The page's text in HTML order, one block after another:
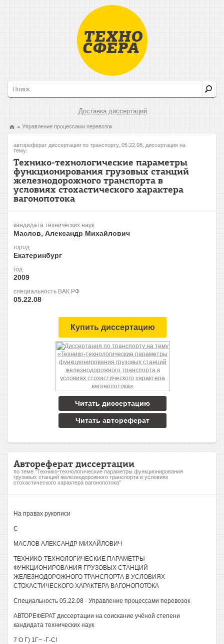
Доставка диссертаций
Управление процессами перевозок
автореферат диссертации по транспорту, 05.22.08, диссертация на
тему:
Технико-технологические параметры
функционирования грузовых станций
железнодорожного транспорта в
условиях стохастического характера
вагонопотока
кандидата технических наук
Маслов, Александр Михайлович
город
Екатеринбург
год
2009
специальность ВАК РФ
05.22.08
Купить диссертацию
Читать диссертацию
Читать автореферат
Автореферат диссертации
по теме "Технико-технологические параметры функционирования
грузовых станций железнодорожного транспорта в условиях
стохастического характера вагонопотока"
На правах рукописи
С
МАСЛОВ АЛЕКСАНДР МИХАЙЛОВИЧ
ТЕХНИКО-ТЕХНОЛОГИЧЕСКИЕ ПАРАМЕТРЫ
ФУНКЦИОНИРОВАНИЯ ГРУЗОВЫХ СТАНЦИЙ
ЖЕЛЕЗНОДОРОЖНОГО ТРАНСПОРТА В УСЛОВИЯХ
СТОХАСТИЧЕСКОГО ХАРАКТЕРА ВАГОНОПОТОКА
Специальность 05.22.08 - Управление процессами перевозок
АВТОРЕФЕРАТ диссертации на соискание учёной степени
кандидата технических наук
7 О Г) 1Г~ -Г-С!